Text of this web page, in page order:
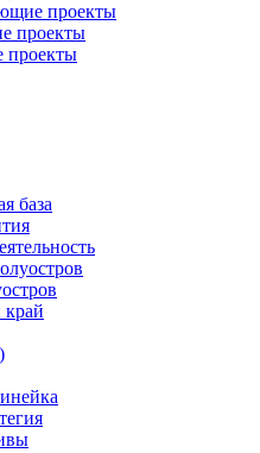
проекты
проекты
проекты
база
край